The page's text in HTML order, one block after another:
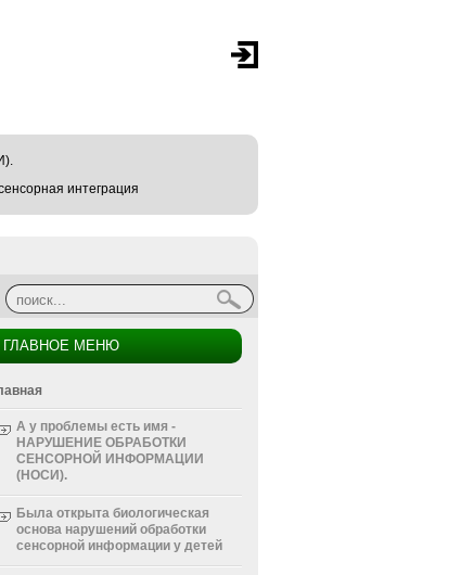
интеграция
Форма поиска
Найти
ГЛАВНОЕ МЕНЮ
А у проблемы есть имя -
НАРУШЕНИЕ ОБРАБОТКИ
СЕНСОРНОЙ ИНФОРМАЦИИ
(НОСИ).
Была открыта биологическая
основа нарушений обработки
сенсорной информации у детей